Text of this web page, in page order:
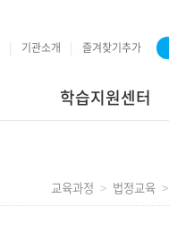
기관소개 즐겨찾기추가
학습지원센터
교육과정 법정교육